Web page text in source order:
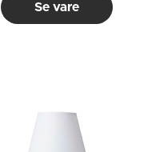
Se vare